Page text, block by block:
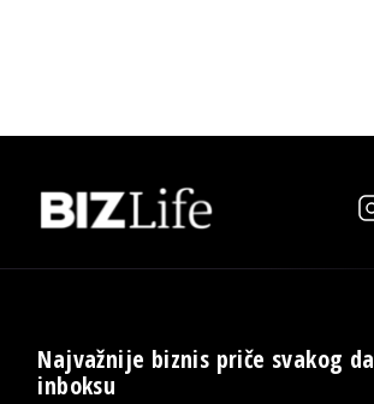
Najvažnije biznis priče svakog
inboksu